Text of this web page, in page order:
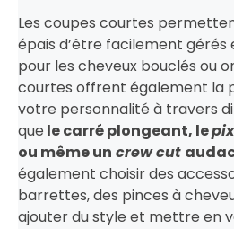
Les coupes courtes
épais d’être facilement
pour les cheveux bouclés ou
courtes offrent également la
votre personnalité à travers
que le carré plongeant, le
ou même un crew cut
également choisir des
barrettes, des pinces à
ajouter du style et mettre en